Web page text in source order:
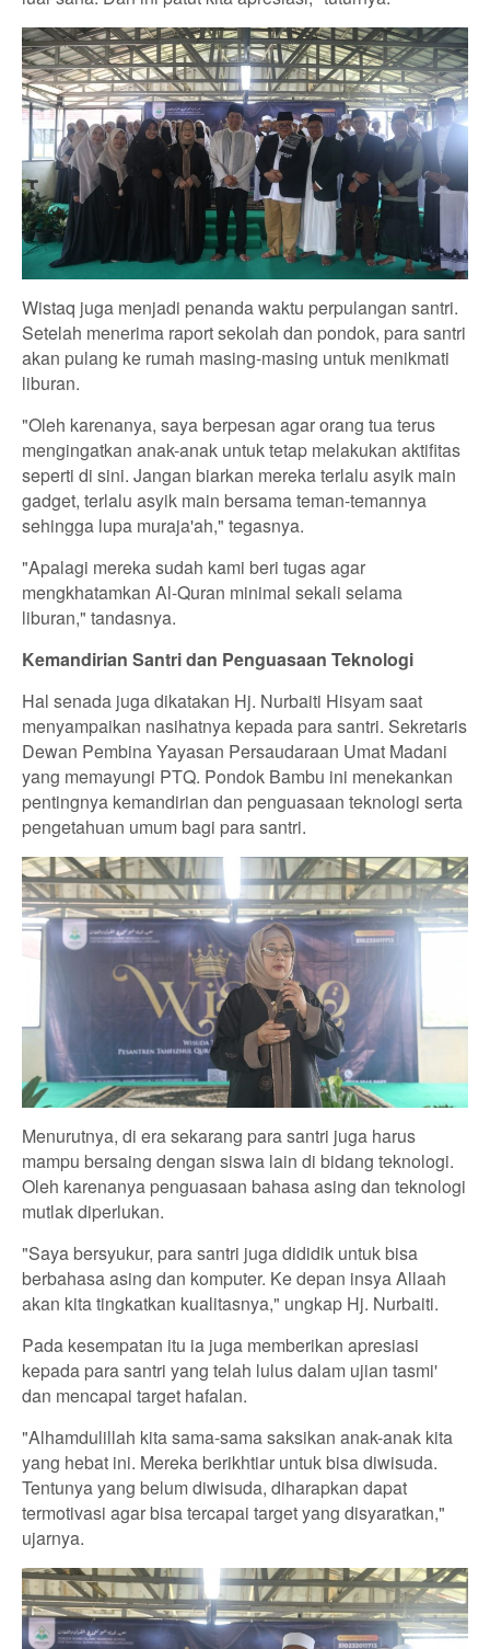
Wistaq juga menjadi penanda waktu perpulangan santri.
Setelah menerima raport sekolah dan pondok, para santri
akan pulang ke rumah masing-masing untuk menikmati
liburan.
"Oleh karenanya, saya berpesan agar orang tua terus
mengingatkan anak-anak untuk tetap melakukan aktifitas
seperti di sini. Jangan biarkan mereka terlalu asyik main
gadget, terlalu asyik main bersama teman-temannya
sehingga lupa muraja'ah," tegasnya.
"Apalagi mereka sudah kami beri tugas agar
mengkhatamkan Al-Quran minimal sekali selama
liburan," tandasnya.
Kemandirian Santri dan Penguasaan Teknologi
Hal senada juga dikatakan Hj. Nurbaiti Hisyam saat
menyampaikan nasihatnya kepada para santri. Sekretaris
Dewan Pembina Yayasan Persaudaraan Umat Madani
yang memayungi PTQ. Pondok Bambu ini menekankan
pentingnya kemandirian dan penguasaan teknologi serta
pengetahuan umum bagi para santri.
Menurutnya, di era sekarang para santri juga harus
mampu bersaing dengan siswa lain di bidang teknologi.
Oleh karenanya penguasaan bahasa asing dan teknologi
mutlak diperlukan.
"Saya bersyukur, para santri juga dididik untuk bisa
berbahasa asing dan komputer. Ke depan insya Allaah
akan kita tingkatkan kualitasnya," ungkap Hj. Nurbaiti.
Pada kesempatan itu ia juga memberikan apresiasi
kepada para santri yang telah lulus dalam ujian tasmi'
dan mencapai target hafalan.
"Alhamdulillah kita sama-sama saksikan anak-anak kita
yang hebat ini. Mereka berikhtiar untuk bisa diwisuda.
Tentunya yang belum diwisuda, diharapkan dapat
termotivasi agar bisa tercapai target yang disyaratkan,"
ujarnya.